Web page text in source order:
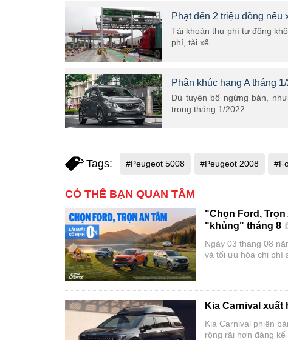
Phạt đến 2 triệu đồng nếu
Tài khoản thu phí tự động
phí, tài xế ...
Phân khúc hạng A tháng
Dù tuyên bố ngừng bán,
trong tháng 1/2022
Tags: #Peugeot 5008 #Peugeot 2008
CÓ THỂ BẠN QUAN TÂM
"Chọn Ford,
"khủng" tháng 8
Ngày 03 tháng 08
và tối ưu hóa chi phí
Kia Carnival
Kia Carnival phiên
rộng rãi hơn đáng